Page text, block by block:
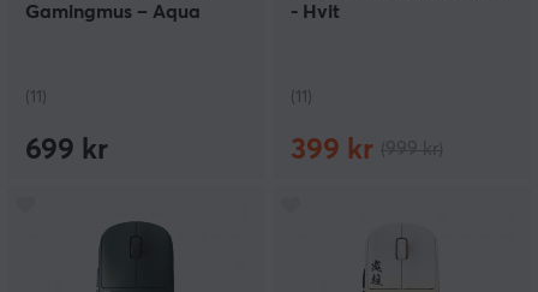
Gamingmus – Aqua
(11)
699 kr
- Hvit
(11)
399 kr